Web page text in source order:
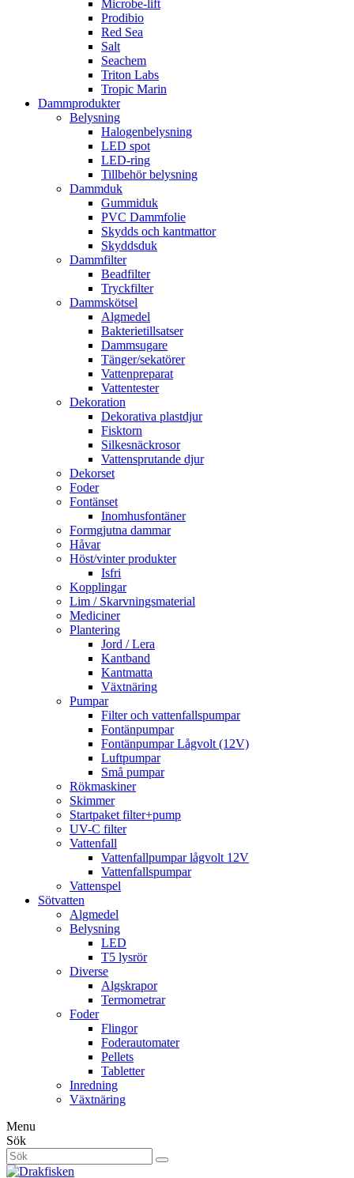
Microbe-lift
Prodibio
Red Sea
Salt
Seachem
Triton Labs
Tropic Marin
Dammprodukter
Belysning
Halogenbelysning
LED spot
LED-ring
Tillbehör belysning
Dammduk
Gummiduk
PVC Dammfolie
Skydds och kantmattor
Skyddsduk
Dammfilter
Beadfilter
Tryckfilter
Dammskötsel
Algmedel
Bakterietillsatser
Dammsugare
Tänger/sekatörer
Vattenpreparat
Vattentester
Dekoration
Dekorativa plastdjur
Fisktorn
Silkesnäckrosor
Vattensprutande djur
Dekorset
Foder
Fontänset
Inomhusfontäner
Formgjutna dammar
Håvar
Höst/vinter produkter
Isfri
Kopplingar
Lim / Skarvningsmaterial
Mediciner
Plantering
Jord / Lera
Kantband
Kantmatta
Växtnäring
Pumpar
Filter och vattenfallspumpar
Fontänpumpar
Fontänpumpar Lågvolt (12V)
Luftpumpar
Små pumpar
Rökmaskiner
Skimmer
Startpaket filter+pump
UV-C filter
Vattenfall
Vattenfallpumpar lågvolt 12V
Vattenfallspumpar
Vattenspel
Sötvatten
Algmedel
Belysning
LED
T5 lysrör
Diverse
Algskrapor
Termometrar
Foder
Flingor
Foderautomater
Pellets
Tabletter
Inredning
Växtnäring
Menu
Sök